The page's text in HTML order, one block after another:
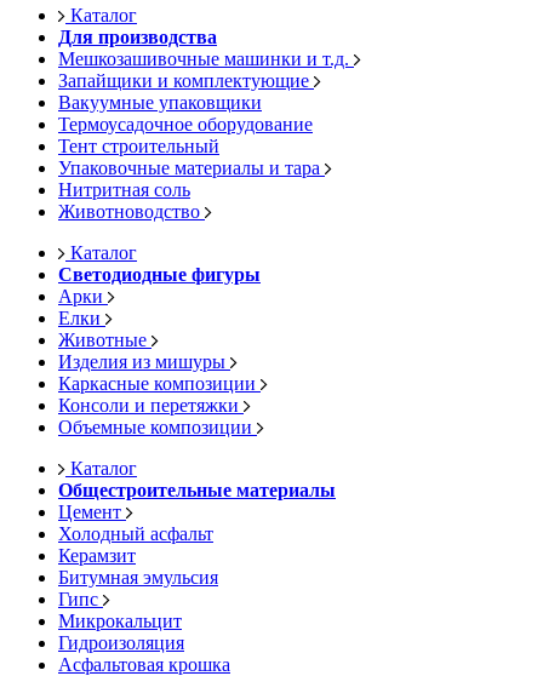
Каталог
Для производства
Мешкозашивочные машинки и т.д.
Запайщики и комплектующие
Вакуумные упаковщики
Термоусадочное оборудование
Тент строительный
Упаковочные материалы и тара
Нитритная соль
Животноводство
Каталог
Светодиодные фигуры
Арки
Елки
Животные
Изделия из мишуры
Каркасные композиции
Консоли и перетяжки
Объемные композиции
Каталог
Общестроительные материалы
Цемент
Холодный асфальт
Керамзит
Битумная эмульсия
Гипс
Микрокальцит
Гидроизоляция
Асфальтовая крошка